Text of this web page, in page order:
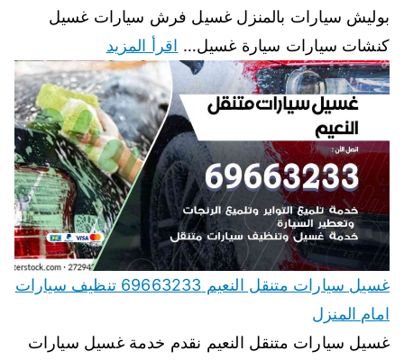
بوليش سيارات بالمنزل غسيل فرش سيارات غسيل
كنشات سيارات سيارة غسيل… اقرأ المزيد
غسيل سيارات متنقل النعيم 69663233 تنظيف سيارات
امام المنزل
غسيل سيارات متنقل النعيم نقدم خدمة غسيل سيارات